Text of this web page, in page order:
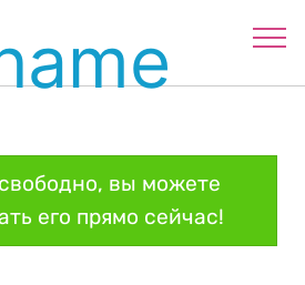
вы можете
его прямо сейчас!